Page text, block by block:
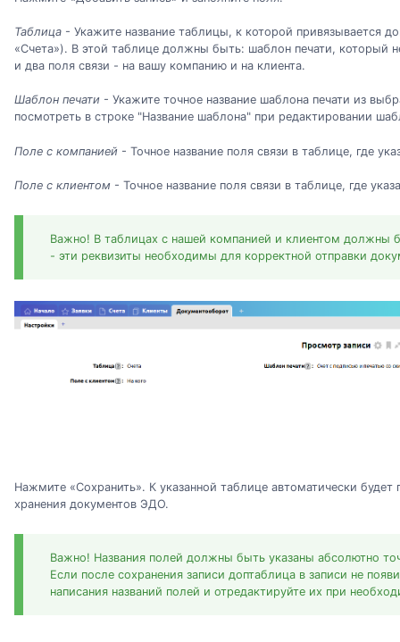
Таблица - Укажите название таблицы, к которой привязывается
«Счета»). В этой таблице должны быть: шаблон печати, который
и два поля связи - на вашу компанию и на клиента.
Шаблон печати - Укажите точное название шаблона печати из
посмотреть в строке "Название шаблона" при редактировании
Поле с компанией - Точное название поля связи в таблице, где
Поле с клиентом - Точное название поля связи в таблице, где
Важно! В таблицах с нашей компанией и клиентом должны
- эти реквизиты необходимы для корректной отправки
Нажмите «Сохранить». К указанной таблице автоматически будет
хранения документов ЭДО.
Важно! Названия полей должны быть указаны абсолютно
Если после сохранения записи доптаблица в записи не
написания названий полей и отредактируйте их при